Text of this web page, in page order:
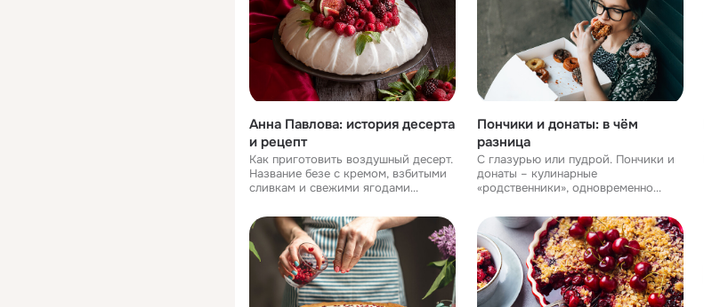
Анна Павлова: история десерта
и рецепт
Как приготовить воздушный десерт.
Название безе с кремом, взбитыми
сливкам и свежими ягодами
ударением на второй слог. Его
придумали заграничные повара в
честь великой б
Пончики и донаты: в чём
разница
С глазурью или пудрой. Пончики и
донаты – кулинарные
«родственники», одновременно
чём разница между пончиком и
донатом. Что такое пончики В
широком смысле пончики – не